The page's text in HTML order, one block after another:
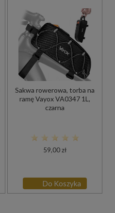
Sakwa rowerowa, torba na
ramę Vayox VA0347 1L,
czarna
59,00 zł
Do Koszyka